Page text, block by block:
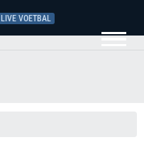
LIVE VOETBAL